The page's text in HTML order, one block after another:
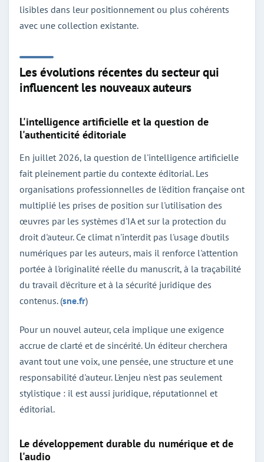
lisibles dans leur positionnement ou plus cohérents
avec une collection existante.
Les évolutions récentes du secteur qui
influencent les nouveaux auteurs
L'intelligence artificielle et la question de
l'authenticité éditoriale
En juillet 2026, la question de l'intelligence artificielle
fait pleinement partie du contexte éditorial. Les
organisations professionnelles de l'édition française ont
multiplié les prises de position sur l'utilisation des
œuvres par les systèmes d'IA et sur la protection du
droit d'auteur. Ce climat n'interdit pas l'usage d'outils
numériques par les auteurs, mais il renforce l'attention
portée à l'originalité réelle du manuscrit, à la traçabilité
du travail d'écriture et à la sécurité juridique des
contenus. (sne.fr)
Pour un nouvel auteur, cela implique une exigence
accrue de clarté et de sincérité. Un éditeur cherchera
avant tout une voix, une pensée, une structure et une
responsabilité d'auteur. L'enjeu n'est pas seulement
stylistique : il est aussi juridique, réputationnel et
éditorial.
Le développement durable du numérique et de
l'audio